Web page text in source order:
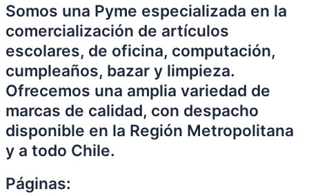
Somos una Pyme especializada en la
comercialización de artículos
escolares, de oficina, computación,
cumpleaños, bazar y limpieza.
Ofrecemos una amplia variedad de
marcas de calidad, con despacho
disponible en la Región Metropolitana
y a todo Chile.
Páginas: